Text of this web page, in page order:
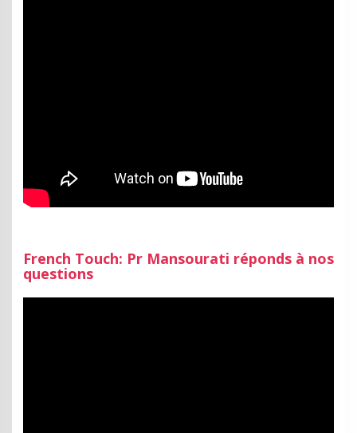
French Touch: Pr Mansourati réponds à nos
questions